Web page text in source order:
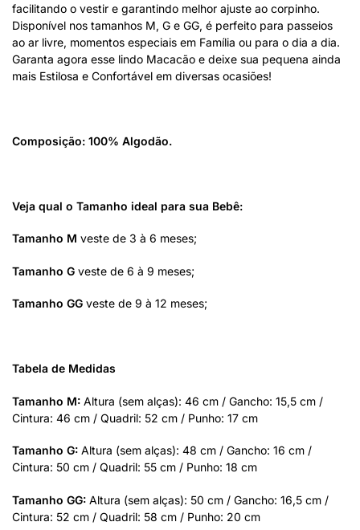
facilitando o vestir e garantindo melhor ajuste ao corpinho.
Disponível nos tamanhos M, G e GG, é perfeito para passeios
ao ar livre, momentos especiais em Família ou para o dia a dia.
Garanta agora esse lindo Macacão e deixe sua pequena ainda
mais Estilosa e Confortável em diversas ocasiões!
Composição: 100% Algodão.
Veja qual o Tamanho ideal para sua Bebê:
Tamanho M veste de 3 à 6 meses;
Tamanho G veste de 6 à 9 meses;
Tamanho GG veste de 9 à 12 meses;
Tabela de Medidas
Tamanho M: Altura (sem alças): 46 cm / Gancho: 15,5 cm /
Cintura: 46 cm / Quadril: 52 cm / Punho: 17 cm
Tamanho G: Altura (sem alças): 48 cm / Gancho: 16 cm /
Cintura: 50 cm / Quadril: 55 cm / Punho: 18 cm
Tamanho GG: Altura (sem alças): 50 cm / Gancho: 16,5 cm /
Cintura: 52 cm / Quadril: 58 cm / Punho: 20 cm